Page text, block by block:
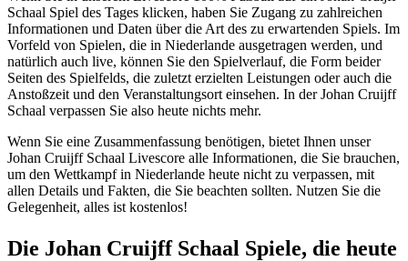
Schaal Spiel des Tages klicken, haben Sie Zugang zu zahlreichen
Informationen und Daten über die Art des zu erwartenden Spiels. Im
Vorfeld von Spielen, die in Niederlande ausgetragen werden, und
natürlich auch live, können Sie den Spielverlauf, die Form beider
Seiten des Spielfelds, die zuletzt erzielten Leistungen oder auch die
Anstoßzeit und den Veranstaltungsort einsehen. In der Johan Cruijff
Schaal verpassen Sie also heute nichts mehr.
Wenn Sie eine Zusammenfassung benötigen, bietet Ihnen unser
Johan Cruijff Schaal Livescore alle Informationen, die Sie brauchen,
um den Wettkampf in Niederlande heute nicht zu verpassen, mit
allen Details und Fakten, die Sie beachten sollten. Nutzen Sie die
Gelegenheit, alles ist kostenlos!
Die Johan Cruijff Schaal Spiele, die heute